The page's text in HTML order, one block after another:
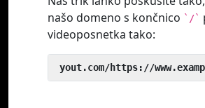
našo domeno s končnico `/`
videoposnetka tako:
yout.com/https://